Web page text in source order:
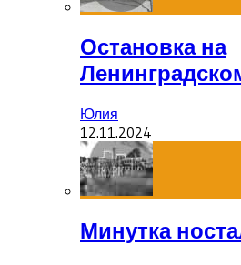
Остановка на
Юлия
12.11.2024
Минутка